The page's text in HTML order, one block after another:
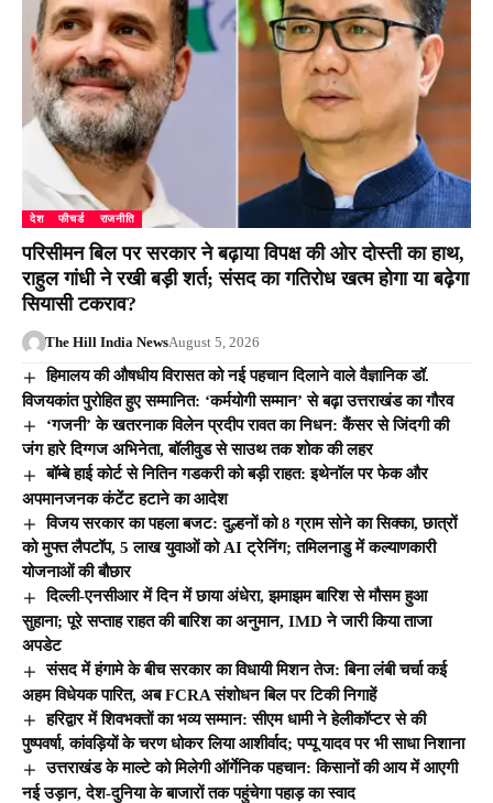
देश फीचर्ड राजनीति
परिसीमन बिल पर सरकार ने बढ़ाया विपक्ष की ओर दोस्ती का हाथ,
राहुल गांधी ने रखी बड़ी शर्त; संसद का गतिरोध खत्म होगा या बढ़ेगा
सियासी टकराव?
The Hill India NewsAugust 5, 2026
हिमालय की औषधीय विरासत को नई पहचान दिलाने वाले वैज्ञानिक डॉ.
विजयकांत पुरोहित हुए सम्मानित: ‘कर्मयोगी सम्मान’ से बढ़ा उत्तराखंड का गौरव
‘गजनी’ के खतरनाक विलेन प्रदीप रावत का निधन: कैंसर से जिंदगी की
जंग हारे दिग्गज अभिनेता, बॉलीवुड से साउथ तक शोक की लहर
बॉम्बे हाई कोर्ट से नितिन गडकरी को बड़ी राहत: इथेनॉल पर फेक और
अपमानजनक कंटेंट हटाने का आदेश
विजय सरकार का पहला बजट: दुल्हनों को 8 ग्राम सोने का सिक्का, छात्रों
को मुफ्त लैपटॉप, 5 लाख युवाओं को AI ट्रेनिंग; तमिलनाडु में कल्याणकारी
योजनाओं की बौछार
दिल्ली-एनसीआर में दिन में छाया अंधेरा, झमाझम बारिश से मौसम हुआ
सुहाना; पूरे सप्ताह राहत की बारिश का अनुमान, IMD ने जारी किया ताजा
अपडेट
संसद में हंगामे के बीच सरकार का विधायी मिशन तेज: बिना लंबी चर्चा कई
अहम विधेयक पारित, अब FCRA संशोधन बिल पर टिकी निगाहें
हरिद्वार में शिवभक्तों का भव्य सम्मान: सीएम धामी ने हेलीकॉप्टर से की
पुष्पवर्षा, कांवड़ियों के चरण धोकर लिया आशीर्वाद; पप्पू यादव पर भी साधा निशाना
उत्तराखंड के माल्टे को मिलेगी ऑर्गेनिक पहचान: किसानों की आय में आएगी
नई उड़ान, देश-दुनिया के बाजारों तक पहुंचेगा पहाड़ का स्वाद